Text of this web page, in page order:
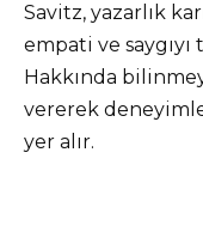
Savitz, yazarlık
empati ve
Hakkında
vererek
yer alır.